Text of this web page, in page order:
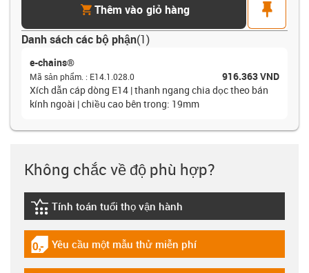
cartThêm vào giỏ hàng
pin
Danh sách các bộ phận(1)
e-chains®
Mã sản phẩm. : E14.1.028.0
916.363 VND
Xích dẫn cáp dòng E14 | thanh ngang chia dọc theo bán
kính ngoài | chiều cao bên trong: 19mm
Không chắc về độ phù hợp?
igus-icon-lebensdauerrechner
Tính toán tuổi thọ vận hành
igus-icon-gratismuster
Yêu cầu một mẫu thử miễn phí